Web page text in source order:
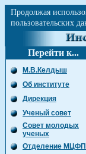
Продолжая
пользовательских
Перейти к...
М.В.Келдыш
Об институте
Дирекция
Ученый cовет
Совет молодых
ученых
Отделение